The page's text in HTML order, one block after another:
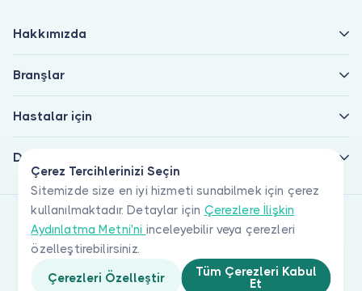
Çerez Tercihlerinizi Seçin
Sitemizde size en iyi hizmeti sunabilmek için çerez
kullanılmaktadır. Detaylar için Çerezlere İlişkin
Aydınlatma Metni'ni inceleyebilir veya çerezleri
özelleştirebilirsiniz.
Çerezleri Özelleştir
Tüm Çerezleri Kabul
Et
Hakkımızda
Branşlar
Hastalar için
Doktorlar için